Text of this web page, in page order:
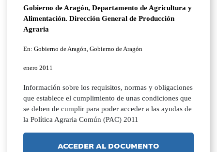
Gobierno de Aragón, Departamento de Agricultura y
Alimentación. Dirección General de Producción
Agraria
En: Gobierno de Aragón, Gobierno de Aragón
enero 2011
Información sobre los requisitos, normas y obligaciones
que establece el cumplimiento de unas condiciones que
se deben de cumplir para poder acceder a las ayudas de
la Política Agraria Común (PAC) 2011
ACCEDER AL DOCUMENTO